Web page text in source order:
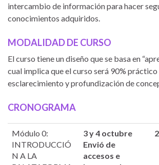
intercambio de información para hacer
conocimientos adquiridos.
MODALIDAD DE CURSO
El curso tiene un diseño que se basa en
cual implica que el curso será 90% práctico
esclarecimiento y profundización de
CRONOGRAMA
Módulo 0:
INTRODUCCIÓ
N A LA
3 y 4 octubre
Envió de
accesos e